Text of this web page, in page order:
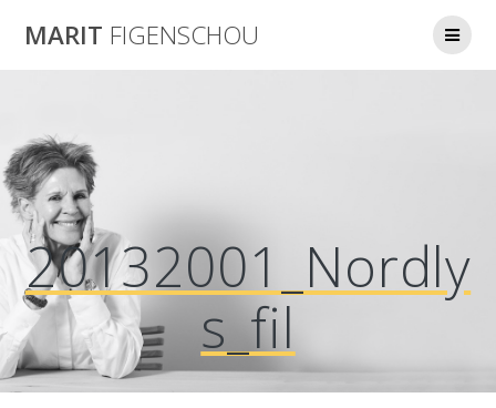
to
MARIT FIGENSCHOU
20132001_Nordly
s_fil